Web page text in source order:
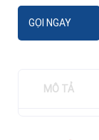
GỌI NGAY
MÔ TẢ